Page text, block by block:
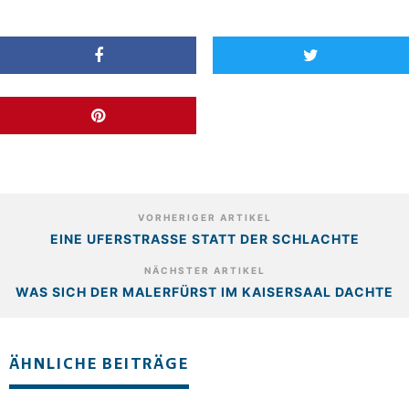
VORHERIGER ARTIKEL
EINE UFERSTRASSE STATT DER SCHLACHTE
NÄCHSTER ARTIKEL
WAS SICH DER MALERFÜRST IM KAISERSAAL DACHTE
ÄHNLICHE BEITRÄGE